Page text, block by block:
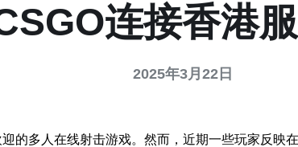
连接香港
2025年3月22日
的多人在线射击游戏。然而，近期一些玩家反